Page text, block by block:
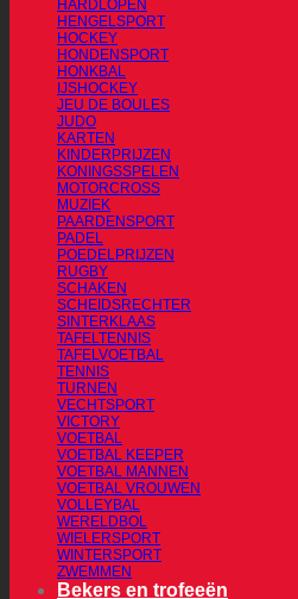
HARDLOPEN
HENGELSPORT
HOCKEY
HONDENSPORT
HONKBAL
IJSHOCKEY
JEU DE BOULES
JUDO
KARTEN
KINDERPRIJZEN
KONINGSSPELEN
MOTORCROSS
MUZIEK
PAARDENSPORT
PADEL
POEDELPRIJZEN
RUGBY
SCHAKEN
SCHEIDSRECHTER
SINTERKLAAS
TAFELTENNIS
TAFELVOETBAL
TENNIS
TURNEN
VECHTSPORT
VICTORY
VOETBAL
VOETBAL KEEPER
VOETBAL MANNEN
VOETBAL VROUWEN
VOLLEYBAL
WERELDBOL
WIELERSPORT
WINTERSPORT
ZWEMMEN
Bekers en trofeeën